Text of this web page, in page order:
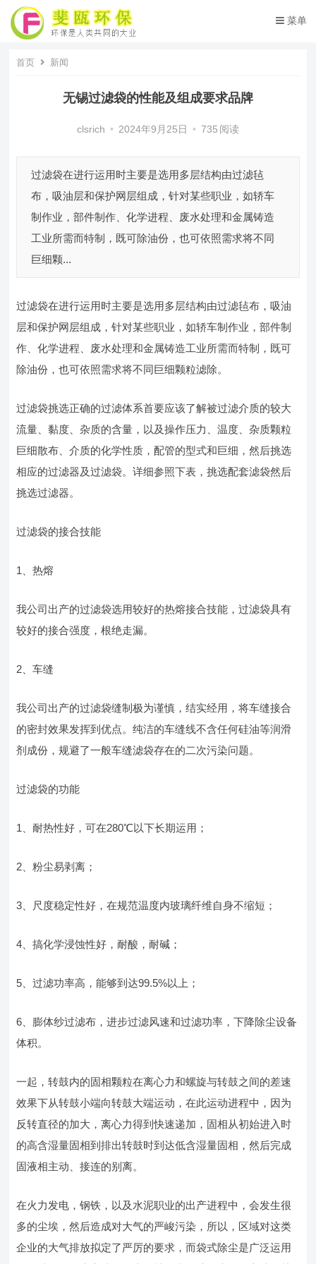
菜单
首页 新闻
无锡过滤袋的性能及组成要求品牌
clsrich • 2024年9月25日 • 735 阅读
过滤袋在进行运用时主要是选用多层结构由过滤毡
布，吸油层和保护网层组成，针对某些职业，如轿车
制作业，部件制作、化学进程、废水处理和金属铸造
工业所需而特制，既可除油份，也可依照需求将不同
巨细颗...
过滤袋在进行运用时主要是选用多层结构由过滤毡布，吸油
层和保护网层组成，针对某些职业，如轿车制作业，部件制
作、化学进程、废水处理和金属铸造工业所需而特制，既可
除油份，也可依照需求将不同巨细颗粒滤除。
过滤袋挑选正确的过滤体系首要应该了解被过滤介质的较大
流量、黏度、杂质的含量，以及操作压力、温度、杂质颗粒
巨细散布、介质的化学性质，配管的型式和巨细，然后挑选
相应的过滤器及过滤袋。详细参照下表，挑选配套滤袋然后
挑选过滤器。
过滤袋的接合技能
1、热熔
我公司出产的过滤袋选用较好的热熔接合技能，过滤袋具有
较好的接合强度，根绝走漏。
2、车缝
我公司出产的过滤袋缝制极为谨慎，结实经用，将车缝接合
的密封效果发挥到优点。纯洁的车缝线不含任何硅油等润滑
剂成份，规避了一般车缝滤袋存在的二次污染问题。
过滤袋的功能
1、耐热性好，可在280℃以下长期运用；
2、粉尘易剥离；
3、尺度稳定性好，在规范温度内玻璃纤维自身不缩短；
4、搞化学浸蚀性好，耐酸，耐碱；
5、过滤功率高，能够到达99.5%以上；
6、膨体纱过滤布，进步过滤风速和过滤功率，下降除尘设备
体积。
一起，转鼓内的固相颗粒在离心力和螺旋与转鼓之间的差速
效果下从转鼓小端向转鼓大端运动，在此运动进程中，因为
反转直径的加大，离心力得到快速递加，固相从初始进入时
的高含湿量固相到排出转鼓时到达低含湿量固相，然后完成
固液相主动、接连的别离。
在火力发电，钢铁，以及水泥职业的出产进程中，会发生很
多的尘埃，然后造成对大气的严峻污染，所以，区域对这类
企业的大气排放拟定了严厉的要求，而袋式除尘是广泛运用